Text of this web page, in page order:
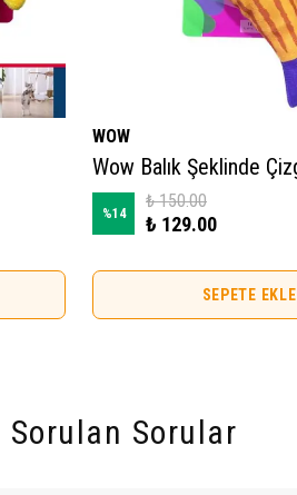
WOW
%14
₺ 150.00
₺ 129.00
SEPETE EKLE
Sorulan Sorular